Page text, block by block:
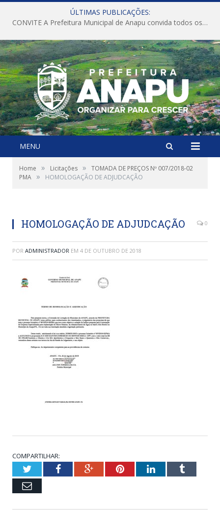
ÚLTIMAS PUBLICAÇÕES:
CONVITE A Prefeitura Municipal de Anapu convida todos os servidores públicos municipais para participarem da Audiência Pública de discussão da Lei de Diretrizes Orçamentárias (LDO), importante instrumento de planejamento das ações e investimentos da Administração Pública para o próximo exercício financeiro.
MENU
Home » Licitações »
TOMADA DE PREÇOS Nº 007/2018-02
PMA » HOMOLOGAÇÃO DE ADJUDCAÇÃO
HOMOLOGAÇÃO DE ADJUDCAÇÃO 0
POR ADMINISTRADOR EM 4 DE OUTUBRO DE 2018
COMPARTILHAR:
TwitterFacebookGoogle+PinterestLinkedInTumblr
Email